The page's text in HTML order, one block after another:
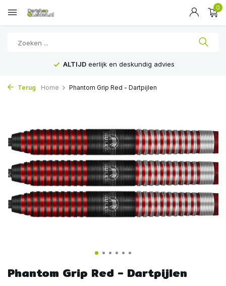
0
ALTIJD eerlijk en deskundig advies
Terug Home Phantom Grip Red - Dartpijlen
Phantom Grip Red - Dartpijlen